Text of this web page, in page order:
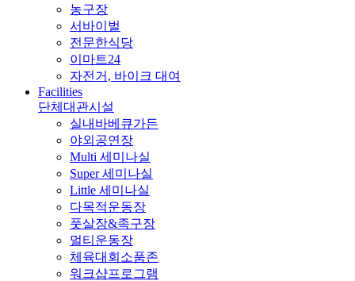
농구장
서바이벌
전문한식당
이마트24
자전거, 바이크 대여
Facilities
단체대관시설
실내바베큐가든
야외공연장
Multi 세미나실
Super 세미나실
Little 세미나실
다목적운동장
풋살장&족구장
멀티운동장
체육대회소품존
워크샵프로그램